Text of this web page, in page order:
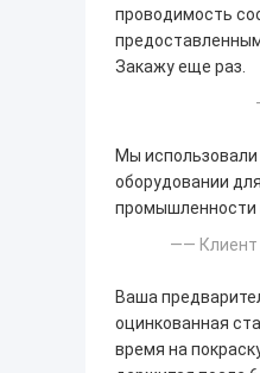
проводимость
Закажу еще раз.
Мы
оборудовании
промышленности
—— Клиент
Ваша
оцинкованная
время на